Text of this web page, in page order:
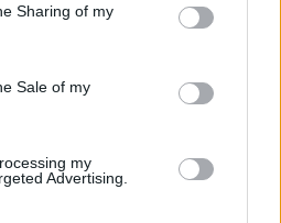
Sharing of my
Sale of my
my
Advertising.
Food Festival 2026:
street food και μουσική